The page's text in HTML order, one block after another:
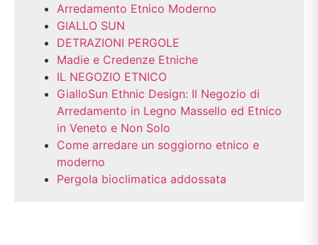
Arredamento Etnico Moderno
GIALLO SUN
DETRAZIONI PERGOLE
Madie e Credenze Etniche
IL NEGOZIO ETNICO
GialloSun Ethnic Design: Il Negozio di
Arredamento in Legno Massello ed Etnico
in Veneto e Non Solo
Come arredare un soggiorno etnico e
moderno
Pergola bioclimatica addossata